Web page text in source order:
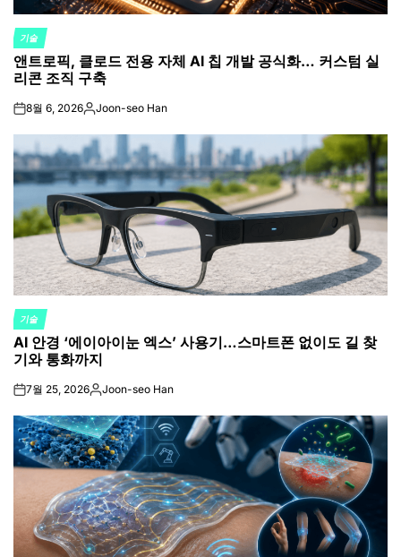
POSTED
IN
기술
앤트로픽, 클로드 전용 자체 AI 칩 개발 공식화… 커스텀 실
리콘 조직 구축
on8월 6, 2026Posted
Joon-seo Han
POSTED
IN
기술
AI 안경 ‘에이아이눈 엑스’ 사용기…스마트폰 없이도 길 찾
기와 통화까지
on7월 25, 2026Posted
Joon-seo Han